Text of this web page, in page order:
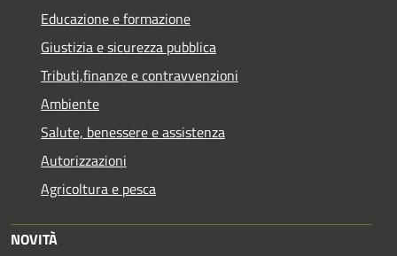
Educazione e formazione
Giustizia e sicurezza pubblica
Tributi,finanze e contravvenzioni
Ambiente
Salute, benessere e assistenza
Autorizzazioni
Agricoltura e pesca
NOVITÀ